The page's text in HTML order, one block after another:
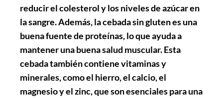
reducir el colesterol y los niveles de azúcar en
la sangre. Además, la cebada sin gluten es una
buena fuente de proteínas, lo que ayuda a
mantener una buena salud muscular. Esta
cebada también contiene vitaminas y
minerales, como el hierro, el calcio, el
magnesio y el zinc, que son esenciales para una